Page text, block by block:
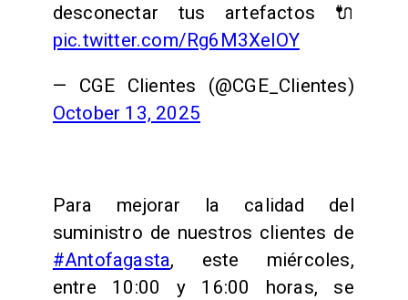
desconectar tus artefactos 🔌
pic.twitter.com/Rg6M3XelOY
— CGE Clientes (@CGE_Clientes)
October 13, 2025
Para mejorar la calidad del
suministro de nuestros clientes de
#Antofagasta, este miércoles,
entre 10:00 y 16:00 horas, se